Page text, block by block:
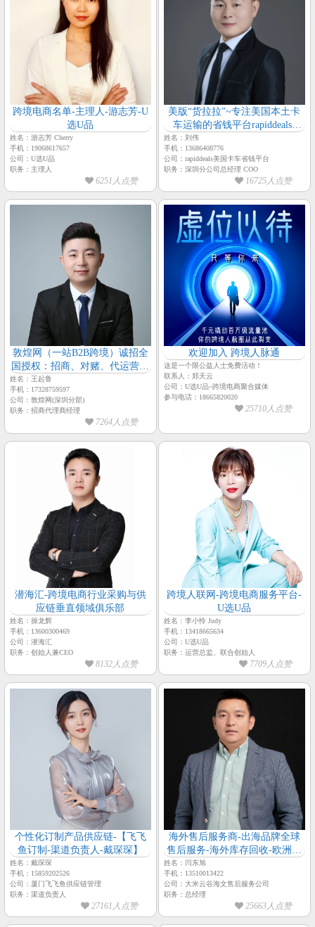
跨境电商名单-主理人-游志芳-U
选U品
姓名：游志芳 Cherry
手机：19068617657
公司：U选U品
职务：主理人
6251人点赞
美版“货拉拉”~专注美国本土卡
车运输的省钱平台rapiddeals-
【货马达-COO-刘伟】
姓名：刘伟
手机：13686408776
公司：rapiddeals美国卡车省钱平台
职务：深圳分公司总经理 COO
16725人点赞
敦煌网（一站B2B跨境）诚招全
国授权：招商、对赌、代运营服
姓名：王起鲁
手机：17328759597
公司：敦煌网(深圳分部)
职务：招商代理商经理
7264人点赞
欢迎加入 跨境人脉通
这是一个限公益人士免费活动！
联系人：郑天云
公司：U选U品~跨境电商聚合媒体
参与电话：18665820020
25710人点赞
潜海汇-跨境电商行业采购与供
应链垂直领域俱乐部
姓名：操龙辉
手机：13600300469
公司：潜海汇
职务：创始人兼CEO
8132人点赞
跨境人联网-跨境电商服务平台-
U选U品
姓名：李小怜 Judy
手机：13418665634
公司：U选U品
职务：运营总监、联合创始人
7709人点赞
个性化订制产品供应链-【飞飞
鱼订制-渠道负责人-戴琛琛】
姓名：戴琛琛
手机：15859202526
公司：厦门飞飞鱼供应链管理
职务：渠道负责人
27161人点赞
海外售后服务商-出海品牌全球
售后服务-海外库存回收-欧洲一
件分销-【大米云谷-总经理-闫东
姓名：闫东旭
手机：13510013422
公司：大米云谷海文售后服务公司
职务：总经理
25663人点赞